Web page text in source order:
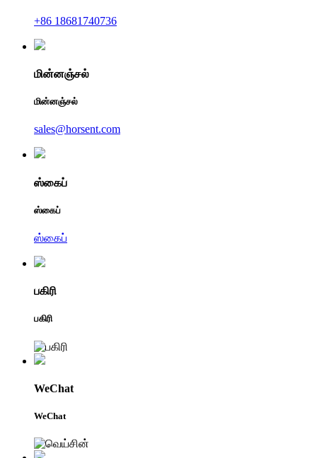
+86 18681740736
மின்னஞ்சல்
மின்னஞ்சல்
sales@horsent.com
ஸ்கைப்
ஸ்கைப்
ஸ்கைப்
பகிரி
பகிரி
WeChat
WeChat